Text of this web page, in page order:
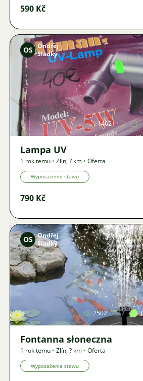
590 Kč
Zdjęcie
OS Ondřej
Sladký
1462
Lampa UV
1 rok temu • Zlín,? km • Oferta
Wyposażenie stawu
790 Kč
Zdjęcie
OS Ondřej
Sladký
2502 2 3
Fontanna słoneczna
1 rok temu • Zlín,? km • Oferta
Wyposażenie stawu